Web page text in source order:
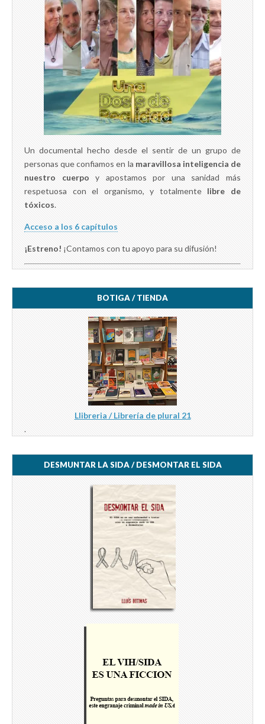
Un documental hecho desde el sentir de un grupo de
personas que confiamos en la maravillosa inteligencia de
nuestro cuerpo y apostamos por una sanidad más
respetuosa con el organismo, y totalmente libre de
tóxicos.
Acceso a los 6 capítulos
¡Estreno! ¡Contamos con tu apoyo para su difusión!
BOTIGA / TIENDA
Llibreria / Librería de plural 21
.
DESMUNTAR LA SIDA / DESMONTAR EL SIDA